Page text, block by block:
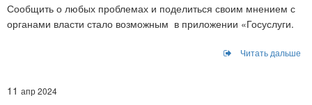
Сообщить о любых проблемах и поделиться своим мнением с
органами власти стало возможным в приложении «Госуслуги.
Читать дальше
11 апр 2024